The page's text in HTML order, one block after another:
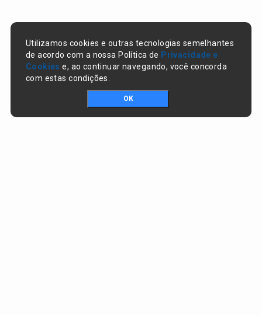
Utilizamos cookies e outras tecnologias semelhantes
de acordo com a nossa Política de Privacidade e
Cookies e, ao continuar navegando, você concorda
com estas condições.
OK